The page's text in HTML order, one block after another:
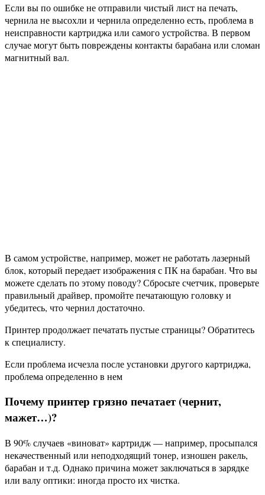
Если вы по ошибке не отправили чистый лист на печать,
чернила не высохли и чернила определенно есть, проблема в
неисправности картриджа или самого устройства. В первом
случае могут быть повреждены контакты барабана или сломан
магнитный вал.
В самом устройстве, например, может не работать лазерный
блок, который передает изображения с ПК на барабан. Что вы
можете сделать по этому поводу? Сбросьте счетчик, проверьте
правильный драйвер, промойте печатающую головку и
убедитесь, что чернил достаточно.
Принтер продолжает печатать пустые страницы? Обратитесь
к специалисту.
Если проблема исчезла после установки другого картриджа,
проблема определенно в нем
Почему принтер грязно печатает (чернит,
мажет…)?
В 90% случаев «виноват» картридж — например, просыпался
некачественный или неподходящий тонер, изношен ракель,
барабан и т.д. Однако причина может заключаться в зарядке
или валу оптики: иногда просто их чистка.